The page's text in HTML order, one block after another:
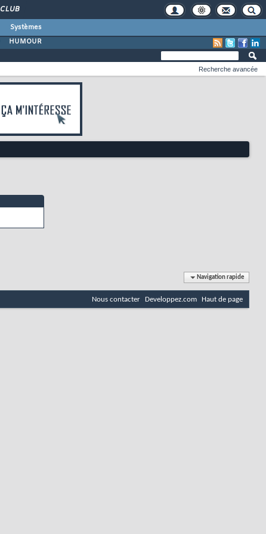
CLUB
Systèmes
HUMOUR
Recherche avancée
Navigation rapide
Nous contacter Developpez.com Haut de page